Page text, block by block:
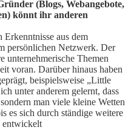
(Blogs, Webangebote,
könnt ihr anderen
aus dem
persönlichen Netzwerk. Der
unternehmerische Themen
voran. Darüber hinaus haben
beispielsweise „Little
unter anderem gelernt, dass
man viele kleine Wetten
es sich durch ständige weitere
entwickelt